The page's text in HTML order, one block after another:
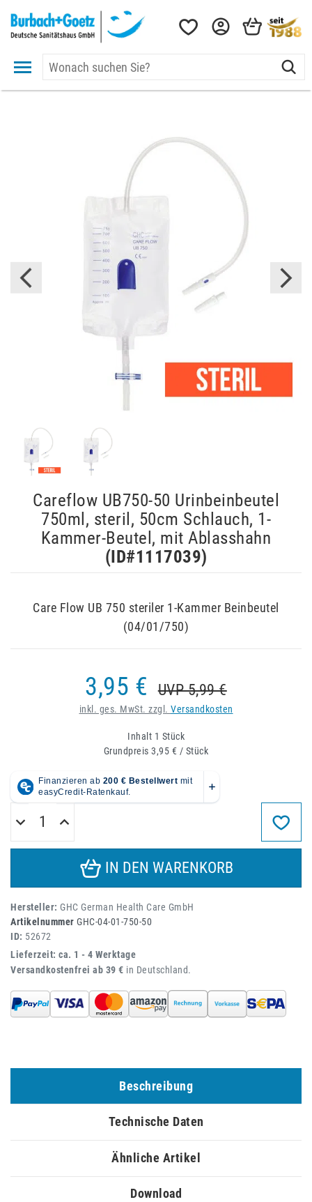
Careflow UB750-50 Urinbeinbeutel
750ml, steril, 50cm Schlauch, 1-
Kammer-Beutel, mit Ablasshahn
(ID#1117039)
Care Flow UB 750 steriler 1-Kammer Beinbeutel
(04/01/750)
3,95 € UVP 5,99 €
inkl. ges. MwSt. zzgl. Versandkosten
Inhalt 1 Stück
Grundpreis3,95 € / Stück
IN DEN WARENKORB
Hersteller: GHC German Health Care GmbH
Artikelnummer GHC-04-01-750-50
ID: 52672
Lieferzeit: ca. 1 - 4 Werktage
Versandkostenfrei ab 39 € in Deutschland.
Beschreibung
Technische Daten
Ähnliche Artikel
Download